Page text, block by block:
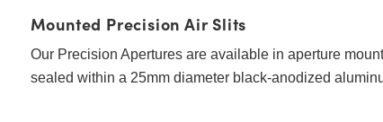
Mounted Precision Air Slits
Our Precision Apertures are available in aperture
sealed within a 25mm diameter black-anodized